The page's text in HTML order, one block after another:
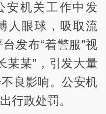
安机关工作中发
人眼球，吸取流
发布“着警服”视
某某”，引发大量
良影响。公安机
行政处罚。